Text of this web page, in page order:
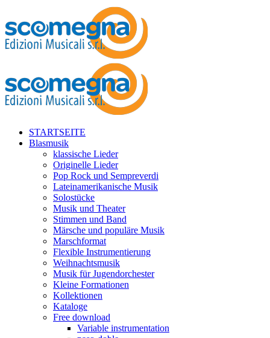
STARTSEITE
Blasmusik
klassische Lieder
Originelle Lieder
Pop Rock und Sempreverdi
Lateinamerikanische Musik
Solostücke
Musik und Theater
Stimmen und Band
Märsche und populäre Musik
Marschformat
Flexible Instrumentierung
Weihnachtsmusik
Musik für Jugendorchester
Kleine Formationen
Kollektionen
Kataloge
Free download
Variable instrumentation